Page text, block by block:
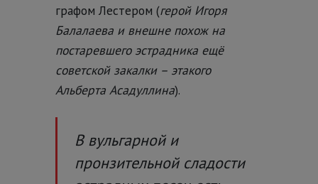
графом Лестером (герой Игоря
Балалаева и внешне похож на
постаревшего эстрадника ещё
советской закалки – этакого
Альберта Асадуллина).
В вульгарной и
пронзительной сладости